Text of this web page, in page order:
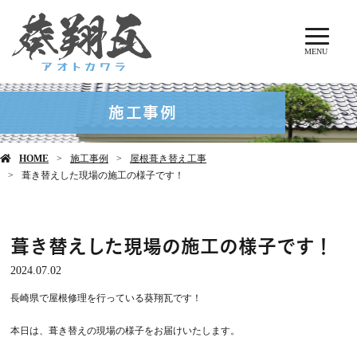
MENU
施工事例
HOME 施工事例
屋根葺き替え工事
葺き替えした現場の施工の様子です！
葺き替えした現場の施工の様子です！
2024.07.02
長崎県で屋根修理を行っている葵翔瓦です！
本日は、葺き替えの現場の様子をお届けいたします。